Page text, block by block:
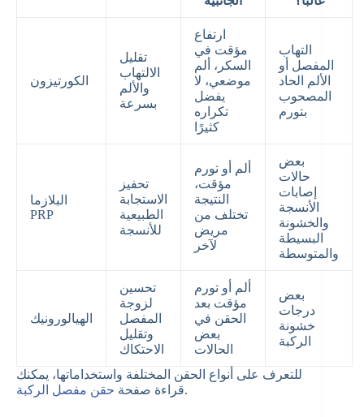
الكورتيزون
تقليل
الالتهاب
والألم
بسرعة
ارتفاع
مؤقت في
السكر، ألم
موضعي، لا
يفضل
تكراره
كثيرًا
التهاب
المفصل أو
الألم الحاد
المصحوب
بتورم
البلازما
PRP
تحفيز
الاستجابة
الطبيعية
للأنسجة
ألم أو تورم
مؤقت،
النتيجة
تختلف من
مريض
لآخر
بعض
حالات
إصابات
الأنسجة
والخشونة
البسيطة
والمتوسطة
الهيالورونيك
تحسين
لزوجة
المفصل
وتقليل
الاحتكاك
ألم أو تورم
مؤقت بعد
الحقن في
بعض
الحالات
بعض
درجات
خشونة
الركبة
للتعرف على أنواع الحقن المختلفة واستخداماتها، يمكنك
قراءة صفحة حقن مفصل الركبة .